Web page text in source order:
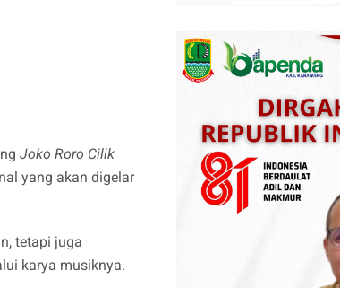
Joko Roro Cilik
yang akan digelar
tetapi juga
karya musiknya.